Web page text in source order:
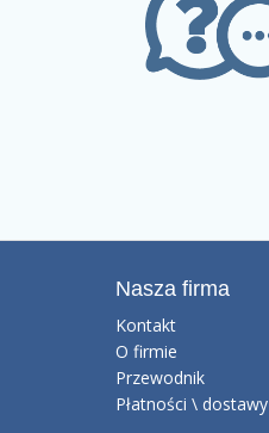
Nasza firma
Kontakt
O firmie
Przewodnik
Płatności \ dostawy